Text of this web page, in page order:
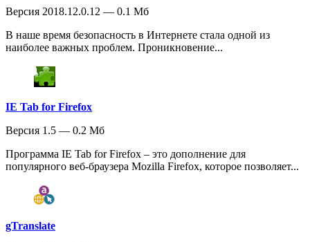
Версия 2018.12.0.12 — 0.1 Мб
В наше время безопасность в Интернете стала одной из
наиболее важных проблем. Проникновение...
IE Tab for Firefox
Версия 1.5 — 0.2 Мб
Программа IE Tab for Firefox – это дополнение для
популярного веб-браузера Mozilla Firefox, которое позволяет...
gTranslate